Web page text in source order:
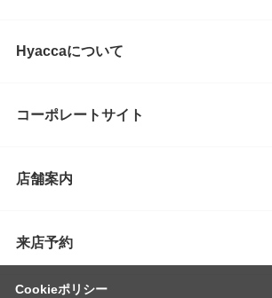
Hyaccaについて
コーポレートサイト
店舗案内
来店予約
Cookieポリシー